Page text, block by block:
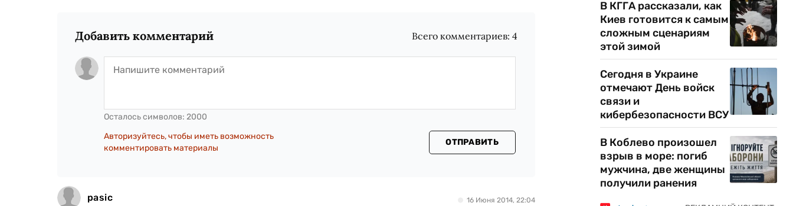
Добавить комментарий Всего комментариев:4
Осталось символов: 2000
Авторизуйтесь, чтобы иметь возможность
комментировать материалы
ОТПРАВИТЬ
pasic 16 Июня 2014, 22:04
В КГГА рассказали, как
Киев готовится к самым
сложным сценариям
этой зимой
Сегодня в Украине
отмечают День войск
связи и
кибербезопасности ВСУ
В Коблево произошел
взрыв в море: погиб
мужчина, две женщины
получили ранения